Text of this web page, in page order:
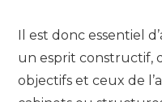
Il est donc essentiel
un esprit constructif,
objectifs et ceux de